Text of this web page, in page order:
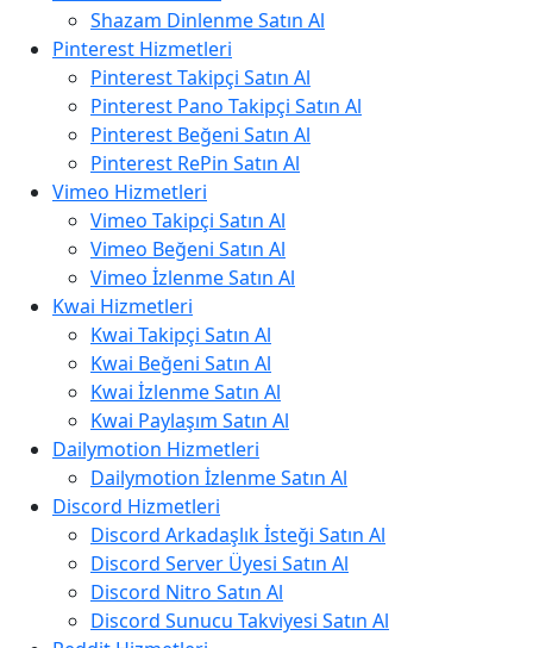
Shazam Dinlenme Satın Al
Pinterest Hizmetleri
Pinterest Takipçi Satın Al
Pinterest Pano Takipçi Satın Al
Pinterest Beğeni Satın Al
Pinterest RePin Satın Al
Vimeo Hizmetleri
Vimeo Takipçi Satın Al
Vimeo Beğeni Satın Al
Vimeo İzlenme Satın Al
Kwai Hizmetleri
Kwai Takipçi Satın Al
Kwai Beğeni Satın Al
Kwai İzlenme Satın Al
Kwai Paylaşım Satın Al
Dailymotion Hizmetleri
Dailymotion İzlenme Satın Al
Discord Hizmetleri
Discord Arkadaşlık İsteği Satın Al
Discord Server Üyesi Satın Al
Discord Nitro Satın Al
Discord Sunucu Takviyesi Satın Al